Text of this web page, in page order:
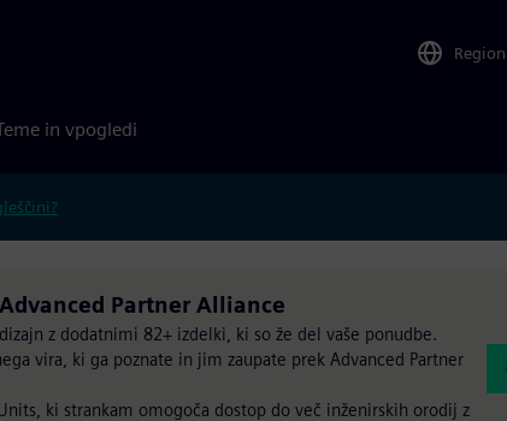
Region
in vpogledi
Partner Alliance
z dodatnimi 82+ izdelki, ki so že del vaše ponudbe.
vira, ki ga poznate in jim zaupate prek Advanced Partner
ki strankam omogoča dostop do več inženirskih orodij z